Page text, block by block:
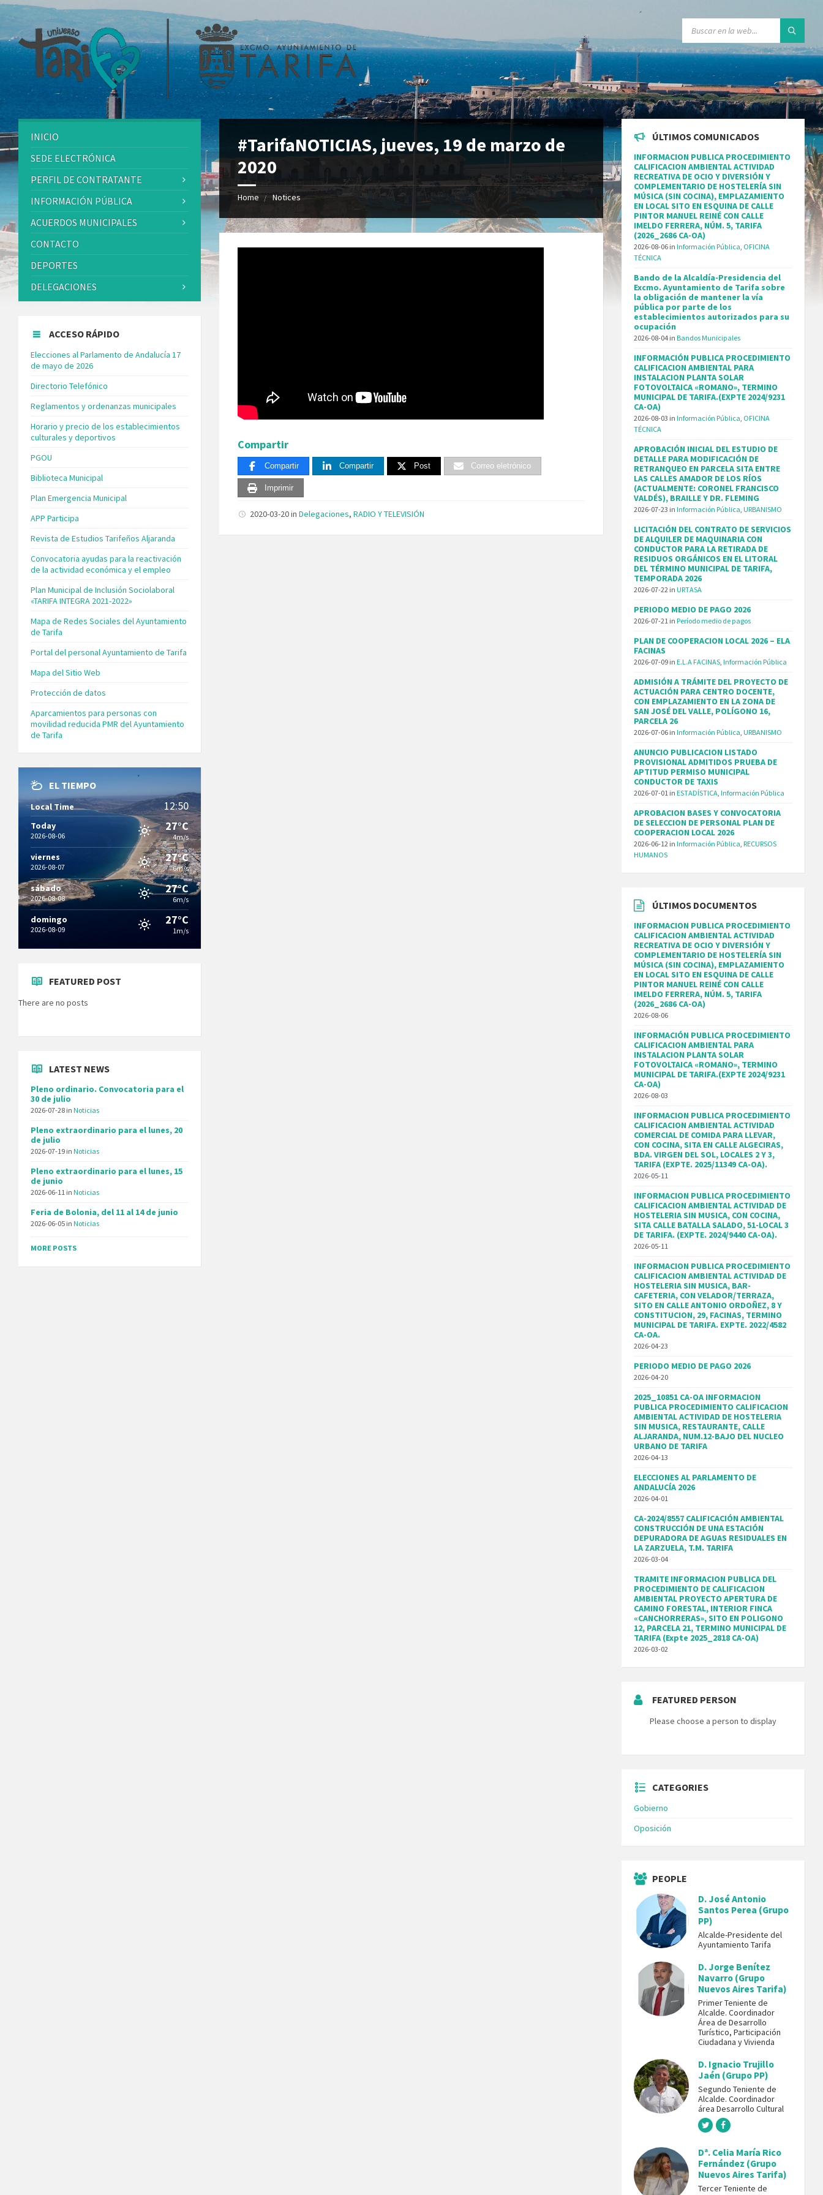
#TarifaNOTICIAS, jueves, 19 de marzo de
2020
Home Notices
Compartir
Compartir Compartir Post Correo eletrónico
Imprimir
2020-03-20inDelegaciones,RADIO Y TELEVISIÓN
INICIO
SEDE ELECTRÓNICA
PERFIL DE CONTRATANTE
INFORMACIÓN PÚBLICA
ACUERDOS MUNICIPALES
CONTACTO
DEPORTES
DELEGACIONES
ACCESO RÁPIDO
Elecciones al Parlamento de Andalucía 17
de mayo de 2026
Directorio Telefónico
Reglamentos y ordenanzas municipales
Horario y precio de los establecimientos
culturales y deportivos
PGOU
Biblioteca Municipal
Plan Emergencia Municipal
APP Participa
Revista de Estudios Tarifeños Aljaranda
Convocatoria ayudas para la reactivación
de la actividad económica y el empleo
Plan Municipal de Inclusión Sociolaboral
«TARIFA INTEGRA 2021-2022»
Mapa de Redes Sociales del Ayuntamiento
de Tarifa
Portal del personal Ayuntamiento de Tarifa
Mapa del Sitio Web
Protección de datos
Aparcamientos para personas con
movilidad reducida PMR del Ayuntamiento
de Tarifa
EL TIEMPO
Local Time 12:50
Today
2026-08-06
27°C
4m/s
viernes
2026-08-07
27°C
6m/s
sábado
2026-08-08
27°C
6m/s
domingo
2026-08-09
27°C
1m/s
FEATURED POST
There are no posts
LATEST NEWS
Pleno ordinario. Convocatoria para el
30 de julio
2026-07-28 in Noticias
Pleno extraordinario para el lunes, 20
de julio
2026-07-19 in Noticias
Pleno extraordinario para el lunes, 15
de junio
2026-06-11 in Noticias
Feria de Bolonia, del 11 al 14 de junio
2026-06-05 in Noticias
MORE POSTS
ÚLTIMOS COMUNICADOS
INFORMACION PUBLICA PROCEDIMIENTO
CALIFICACION AMBIENTAL ACTIVIDAD
RECREATIVA DE OCIO Y DIVERSIÓN Y
COMPLEMENTARIO DE HOSTELERÍA SIN
MÚSICA (SIN COCINA), EMPLAZAMIENTO
EN LOCAL SITO EN ESQUINA DE CALLE
PINTOR MANUEL REINÉ CON CALLE
IMELDO FERRERA, NÚM. 5, TARIFA
(2026_2686 CA-OA)
2026-08-06 inInformación Pública OFICINA
TÉCNICA
Bando de la Alcaldía-Presidencia del
Excmo. Ayuntamiento de Tarifa sobre
la obligación de mantener la vía
pública por parte de los
establecimientos autorizados para su
ocupación
2026-08-04 inBandos Municipales
INFORMACIÓN PUBLICA PROCEDIMIENTO
CALIFICACION AMBIENTAL PARA
INSTALACION PLANTA SOLAR
FOTOVOLTAICA «ROMANO», TERMINO
MUNICIPAL DE TARIFA.(EXPTE 2024/9231
CA-OA)
2026-08-03 inInformación Pública OFICINA
TÉCNICA
APROBACIÓN INICIAL DEL ESTUDIO DE
DETALLE PARA MODIFICACIÓN DE
RETRANQUEO EN PARCELA SITA ENTRE
LAS CALLES AMADOR DE LOS RÍOS
(ACTUALMENTE: CORONEL FRANCISCO
VALDÉS), BRAILLE Y DR. FLEMING
2026-07-23 inInformación Pública ,URBANISMO
LICITACIÓN DEL CONTRATO DE SERVICIOS
DE ALQUILER DE MAQUINARIA CON
CONDUCTOR PARA LA RETIRADA DE
RESIDUOS ORGÁNICOS EN EL LITORAL
DEL TÉRMINO MUNICIPAL DE TARIFA,
TEMPORADA 2026
2026-07-22 inURTASA
PERIODO MEDIO DE PAGO 2026
2026-07-21 inPeríodo medio de pagos
PLAN DE COOPERACION LOCAL 2026 – ELA
FACINAS
2026-07-09 inE.L.A FACINAS ,Información Pública
ADMISIÓN A TRÁMITE DEL PROYECTO DE
ACTUACIÓN PARA CENTRO DOCENTE,
CON EMPLAZAMIENTO EN LA ZONA DE
SAN JOSÉ DEL VALLE, POLÍGONO 16,
PARCELA 26
2026-07-06 inInformación Pública ,URBANISMO
ANUNCIO PUBLICACION LISTADO
PROVISIONAL ADMITIDOS PRUEBA DE
APTITUD PERMISO MUNICIPAL
CONDUCTOR DE TAXIS
2026-07-01 inESTADÍSTICA ,Información Pública
APROBACION BASES Y CONVOCATORIA
DE SELECCION DE PERSONAL PLAN DE
COOPERACION LOCAL 2026
2026-06-12 inInformación Pública ,RECURSOS
HUMANOS
ÚLTIMOS DOCUMENTOS
INFORMACION PUBLICA PROCEDIMIENTO
CALIFICACION AMBIENTAL ACTIVIDAD
RECREATIVA DE OCIO Y DIVERSIÓN Y
COMPLEMENTARIO DE HOSTELERÍA SIN
MÚSICA (SIN COCINA), EMPLAZAMIENTO
EN LOCAL SITO EN ESQUINA DE CALLE
PINTOR MANUEL REINÉ CON CALLE
IMELDO FERRERA, NÚM. 5, TARIFA
(2026_2686 CA-OA)
2026-08-06
INFORMACIÓN PUBLICA PROCEDIMIENTO
CALIFICACION AMBIENTAL PARA
INSTALACION PLANTA SOLAR
FOTOVOLTAICA «ROMANO», TERMINO
MUNICIPAL DE TARIFA.(EXPTE 2024/9231
CA-OA)
2026-08-03
INFORMACION PUBLICA PROCEDIMIENTO
CALIFICACION AMBIENTAL ACTIVIDAD
COMERCIAL DE COMIDA PARA LLEVAR,
CON COCINA, SITA EN CALLE ALGECIRAS,
BDA. VIRGEN DEL SOL, LOCALES 2 Y 3,
TARIFA (EXPTE. 2025/11349 CA-OA).
2026-05-11
INFORMACION PUBLICA PROCEDIMIENTO
CALIFICACION AMBIENTAL ACTIVIDAD DE
HOSTELERIA SIN MUSICA, CON COCINA,
SITA CALLE BATALLA SALADO, 51-LOCAL 3
DE TARIFA. (EXPTE. 2024/9440 CA-OA).
2026-05-11
INFORMACION PUBLICA PROCEDIMIENTO
CALIFICACION AMBIENTAL ACTIVIDAD DE
HOSTELERIA SIN MUSICA, BAR-
CAFETERIA, CON VELADOR/TERRAZA,
SITO EN CALLE ANTONIO ORDOÑEZ, 8 Y
CONSTITUCION, 29, FACINAS, TERMINO
MUNICIPAL DE TARIFA. EXPTE. 2022/4582
CA-OA.
2026-04-23
PERIODO MEDIO DE PAGO 2026
2026-04-20
2025_10851 CA-OA INFORMACION
PUBLICA PROCEDIMIENTO CALIFICACION
AMBIENTAL ACTIVIDAD DE HOSTELERIA
SIN MUSICA, RESTAURANTE, CALLE
ALJARANDA, NUM.12-BAJO DEL NUCLEO
URBANO DE TARIFA
2026-04-13
ELECCIONES AL PARLAMENTO DE
ANDALUCÍA 2026
2026-04-01
CA-2024/8557 CALIFICACIÓN AMBIENTAL
CONSTRUCCIÓN DE UNA ESTACIÓN
DEPURADORA DE AGUAS RESIDUALES EN
LA ZARZUELA, T.M. TARIFA
2026-03-04
TRAMITE INFORMACION PUBLICA DEL
PROCEDIMIENTO DE CALIFICACION
AMBIENTAL PROYECTO APERTURA DE
CAMINO FORESTAL, INTERIOR FINCA
«CANCHORRERAS», SITO EN POLIGONO
12, PARCELA 21, TERMINO MUNICIPAL DE
TARIFA (Expte 2025_2818 CA-OA)
2026-03-02
FEATURED PERSON
Please choose a person to display
CATEGORIES
Gobierno
Oposición
PEOPLE
D. José Antonio
Santos Perea (Grupo
PP)
Alcalde-Presidente del
Ayuntamiento Tarifa
D. Jorge Benítez
Navarro (Grupo
Nuevos Aires Tarifa)
Primer Teniente de
Alcalde. Coordinador
Área de Desarrollo
Turístico, Participación
Ciudadana y Vivienda
D. Ignacio Trujillo
Jaén (Grupo PP)
Segundo Teniente de
Alcalde. Coordinador
área Desarrollo Cultural
Dª. Celia María Rico
Fernández (Grupo
Nuevos Aires Tarifa)
Tercer Teniente de